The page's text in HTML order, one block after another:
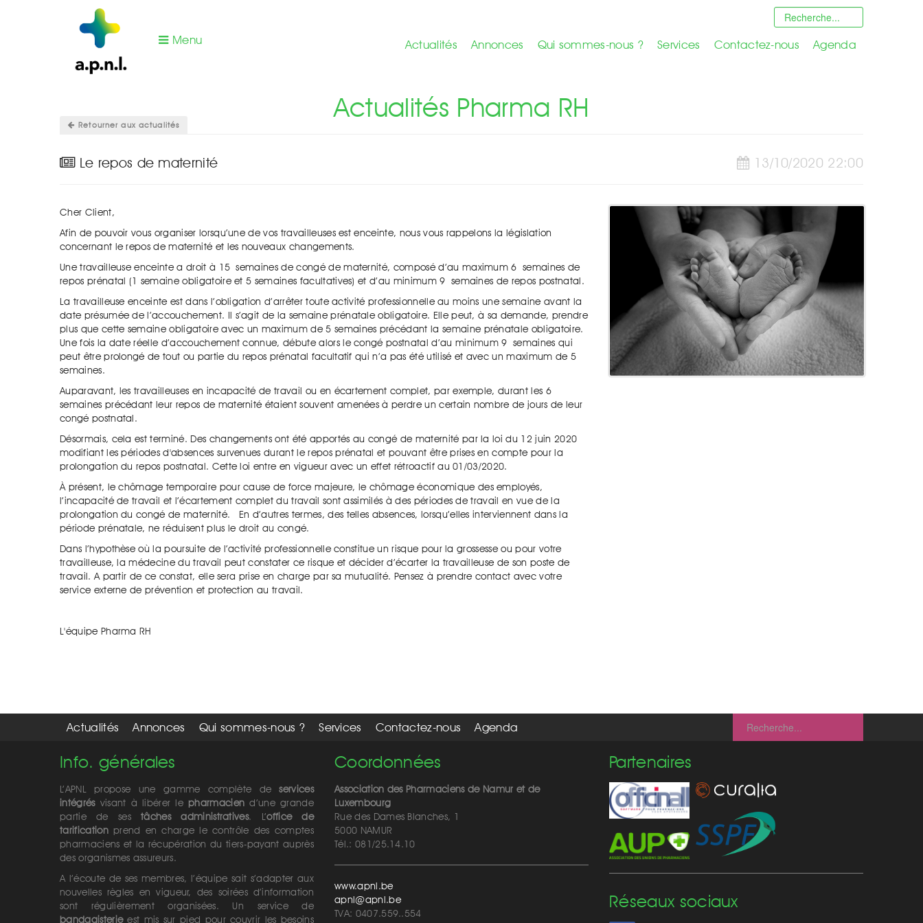
Menu Actualités Annonces Qui sommes-nous ? Services Contactez-nous Agenda
Retourner aux actualités
Actualités Pharma RH
13/10/2020 22:00
Le repos de maternité
Cher Client,
Afin de pouvoir vous organiser lorsqu’une de vos travailleuses est enceinte, nous vous rappelons la législation
concernant le repos de maternité et les nouveaux changements.
Une travailleuse enceinte a droit à 15 semaines de congé de maternité, composé d’au maximum 6 semaines de
repos prénatal (1 semaine obligatoire et 5 semaines facultatives) et d’au minimum 9 semaines de repos postnatal.
La travailleuse enceinte est dans l’obligation d’arrêter toute activité professionnelle au moins une semaine avant la
date présumée de l’accouchement. Il s’agit de la semaine prénatale obligatoire. Elle peut, à sa demande, prendre
plus que cette semaine obligatoire avec un maximum de 5 semaines précédant la semaine prénatale obligatoire.
Une fois la date réelle d’accouchement connue, débute alors le congé postnatal d’au minimum 9 semaines qui
peut être prolongé de tout ou partie du repos prénatal facultatif qui n’a pas été utilisé et avec un maximum de 5
semaines.
Auparavant, les travailleuses en incapacité de travail ou en écartement complet, par exemple, durant les 6
semaines précédant leur repos de maternité étaient souvent amenées à perdre un certain nombre de jours de leur
congé postnatal.
Désormais, cela est terminé. Des changements ont été apportés au congé de maternité par la loi du 12 juin 2020
modifiant les périodes d'absences survenues durant le repos prénatal et pouvant être prises en compte pour la
prolongation du repos postnatal. Cette loi entre en vigueur avec un effet rétroactif au 01/03/2020.
À présent, le chômage temporaire pour cause de force majeure, le chômage économique des employés,
l’incapacité de travail et l’écartement complet du travail sont assimilés à des périodes de travail en vue de la
prolongation du congé de maternité. En d’autres termes, des telles absences, lorsqu’elles interviennent dans la
période prénatale, ne réduisent plus le droit au congé.
Dans l’hypothèse où la poursuite de l’activité professionnelle constitue un risque pour la grossesse ou pour votre
travailleuse, la médecine du travail peut constater ce risque et décider d’écarter la travailleuse de son poste de
travail. A partir de ce constat, elle sera prise en charge par sa mutualité. Pensez à prendre contact avec votre
service externe de prévention et protection au travail.
L'équipe Pharma RH
Actualités Annonces Qui sommes-nous ? Services Contactez-nous Agenda
Info. générales
L’APNL propose une gamme complète deservices
intégrésvisant à libérer lepharmacien d’une grande
partie de sestâches administratives. L’office de
tarificationprend en charge le contrôle des comptes
pharmaciens et la récupération du tiers-payant auprès
des organismes assureurs.
A l’écoute de ses membres, l’équipe sait s’adapter aux
nouvelles règles en vigueur, des soirées d’information
sont régulièrement organisées. Un service de
bandagisterieest mis sur pied pour couvrir les besoins
Coordonnées
Association des Pharmaciens de Namur et de
Luxembourg
Rue des Dames Blanches, 1
5000 NAMUR
Tél.: 081/25.14.10
www.apnl.be
apnl@apnl.be
TVA: 0407.559..554
Partenaires
Réseaux sociaux